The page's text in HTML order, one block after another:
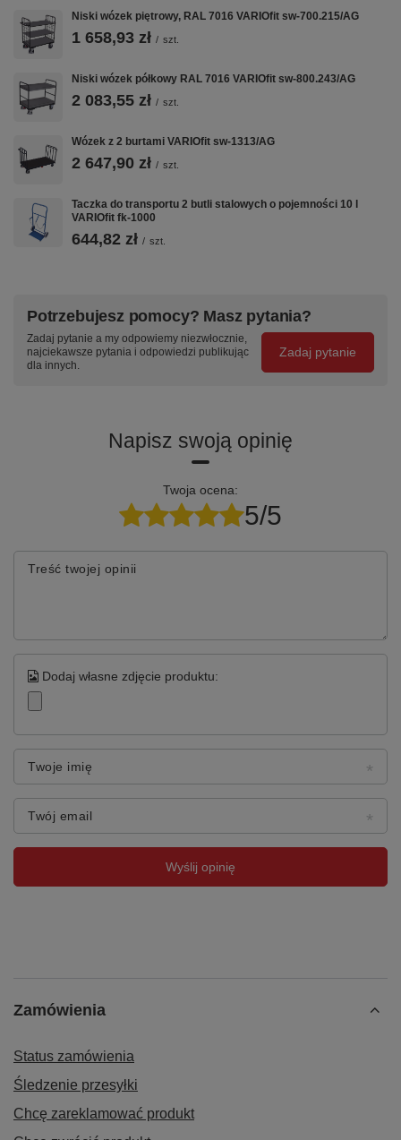
Niski wózek piętrowy, RAL 7016 VARIOfit sw-700.215/AG
1 658,93 zł / szt.
Niski wózek półkowy RAL 7016 VARIOfit sw-800.243/AG
2 083,55 zł / szt.
Wózek z 2 burtami VARIOfit sw-1313/AG
2 647,90 zł / szt.
Taczka do transportu 2 butli stalowych o pojemności 10 l
VARIOfit fk-1000
644,82 zł / szt.
Potrzebujesz pomocy? Masz pytania?
Zadaj pytanie a my odpowiemy niezwłocznie,
najciekawsze pytania i odpowiedzi publikując
dla innych.
Zadaj pytanie
Napisz swoją opinię
Twoja ocena:
5/5
Treść twojej opinii
Dodaj własne zdjęcie produktu:
Twoje imię
Twój email
Wyślij opinię
Zamówienia
Status zamówienia
Śledzenie przesyłki
Chcę zareklamować produkt